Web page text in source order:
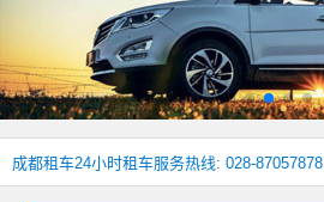
成都租车24小时租车服务热线: 028-87057878